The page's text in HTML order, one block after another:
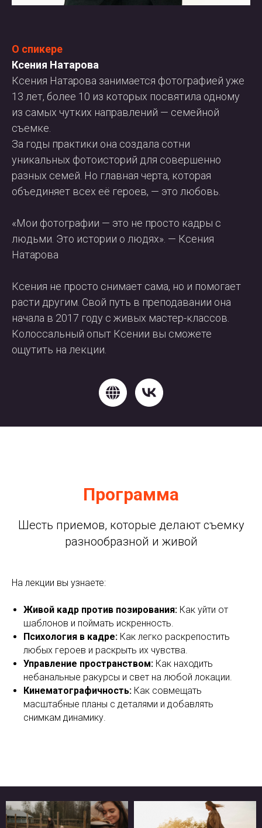
О спикере
Ксения Натарова
Ксения Натарова занимается фотографией уже
13 лет, более 10 из которых посвятила одному
из самых чутких направлений — семейной
съемке.
За годы практики она создала сотни
уникальных фотоисторий для совершенно
разных семей. Но главная черта, которая
объединяет всех её героев, — это любовь.
«Мои фотографии — это не просто кадры с
людьми. Это истории о людях». — Ксения
Натарова
Ксения не просто снимает сама, но и помогает
расти другим. Свой путь в преподавании она
начала в 2017 году с живых мастер-классов.
Колоссальный опыт Ксении вы сможете
ощутить на лекции.
Программа
Шесть приемов, которые делают съемку
разнообразной и живой
На лекции вы узнаете:
Живой кадр против позирования: Как уйти от
шаблонов и поймать искренность.
Психология в кадре: Как легко раскрепостить
любых героев и раскрыть их чувства.
Управление пространством: Как находить
небанальные ракурсы и свет на любой локации.
Кинематографичность: Как совмещать
масштабные планы с деталями и добавлять
снимкам динамику.